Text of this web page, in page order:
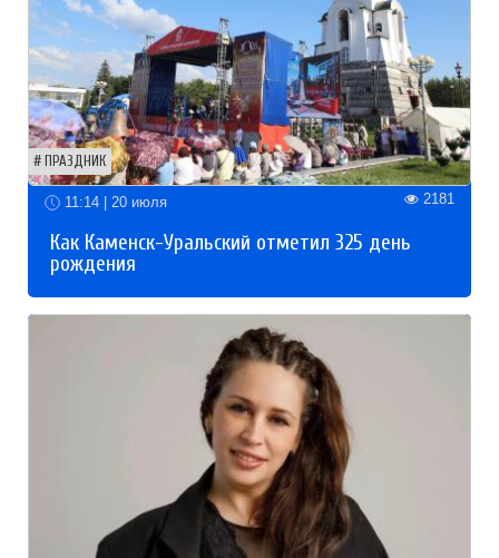
ПРАЗДНИК
11:14 | 20 июля 2181
Как Каменск-Уральский отметил 325 день
рождения